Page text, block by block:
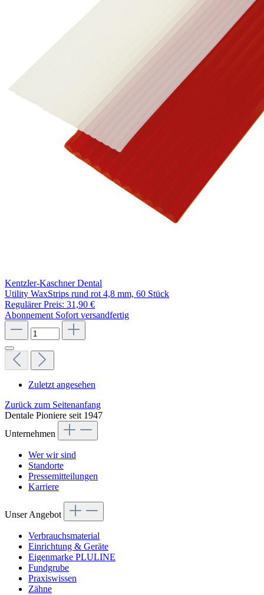
Kentzler-Kaschner Dental
Utility WaxStrips rund rot 4,8 mm, 60 Stück
Regulärer Preis: 31,90 €
Abonnement Sofort versandfertig
Zuletzt angesehen
Zurück zum Seitenanfang
Dentale Pioniere seit 1947
Unternehmen
Wer wir sind
Standorte
Pressemitteilungen
Karriere
Unser Angebot
Verbrauchsmaterial
Einrichtung & Geräte
Eigenmarke PLULINE
Fundgrube
Praxiswissen
Zähne